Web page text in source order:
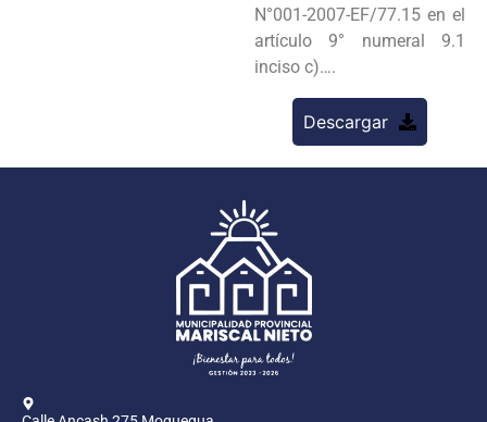
N°001-2007-EF/77.15 en el
artículo 9° numeral 9.1
inciso c)….
Descargar